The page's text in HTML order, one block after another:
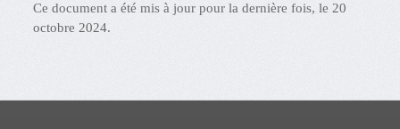
Ce document a été mis à jour pour la dernière fois, le 20
octobre 2024.